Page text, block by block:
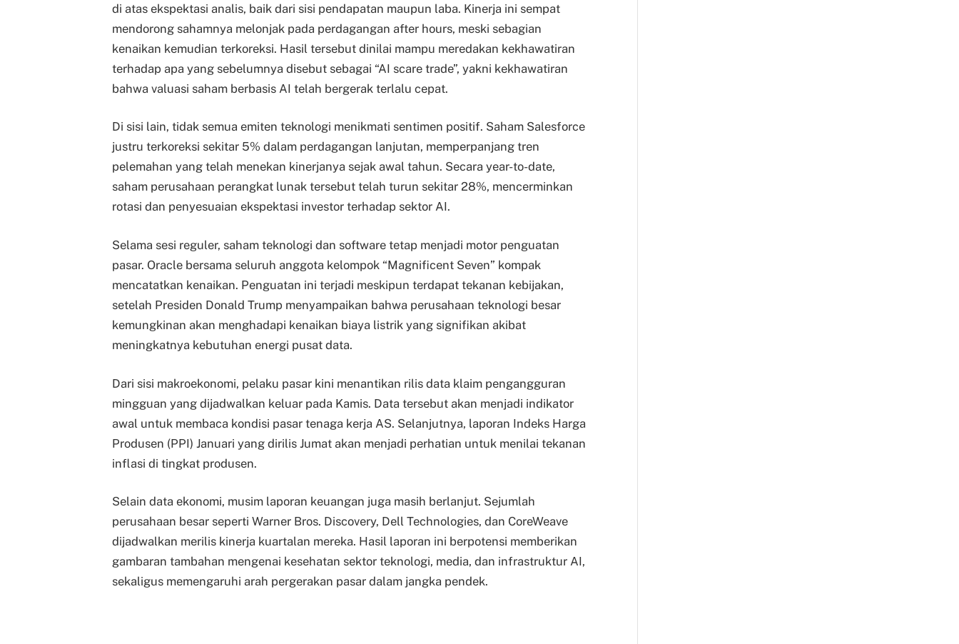
di atas ekspektasi analis, baik dari sisi pendapatan maupun laba. Kinerja ini sempat
mendorong sahamnya melonjak pada perdagangan after hours, meski sebagian
kenaikan kemudian terkoreksi. Hasil tersebut dinilai mampu meredakan kekhawatiran
terhadap apa yang sebelumnya disebut sebagai “AI scare trade”, yakni kekhawatiran
bahwa valuasi saham berbasis AI telah bergerak terlalu cepat.
Di sisi lain, tidak semua emiten teknologi menikmati sentimen positif. Saham Salesforce
justru terkoreksi sekitar 5% dalam perdagangan lanjutan, memperpanjang tren
pelemahan yang telah menekan kinerjanya sejak awal tahun. Secara year-to-date,
saham perusahaan perangkat lunak tersebut telah turun sekitar 28%, mencerminkan
rotasi dan penyesuaian ekspektasi investor terhadap sektor AI.
Selama sesi reguler, saham teknologi dan software tetap menjadi motor penguatan
pasar. Oracle bersama seluruh anggota kelompok “Magnificent Seven” kompak
mencatatkan kenaikan. Penguatan ini terjadi meskipun terdapat tekanan kebijakan,
setelah Presiden Donald Trump menyampaikan bahwa perusahaan teknologi besar
kemungkinan akan menghadapi kenaikan biaya listrik yang signifikan akibat
meningkatnya kebutuhan energi pusat data.
Dari sisi makroekonomi, pelaku pasar kini menantikan rilis data klaim pengangguran
mingguan yang dijadwalkan keluar pada Kamis. Data tersebut akan menjadi indikator
awal untuk membaca kondisi pasar tenaga kerja AS. Selanjutnya, laporan Indeks Harga
Produsen (PPI) Januari yang dirilis Jumat akan menjadi perhatian untuk menilai tekanan
inflasi di tingkat produsen.
Selain data ekonomi, musim laporan keuangan juga masih berlanjut. Sejumlah
perusahaan besar seperti Warner Bros. Discovery, Dell Technologies, dan CoreWeave
dijadwalkan merilis kinerja kuartalan mereka. Hasil laporan ini berpotensi memberikan
gambaran tambahan mengenai kesehatan sektor teknologi, media, dan infrastruktur AI,
sekaligus memengaruhi arah pergerakan pasar dalam jangka pendek.